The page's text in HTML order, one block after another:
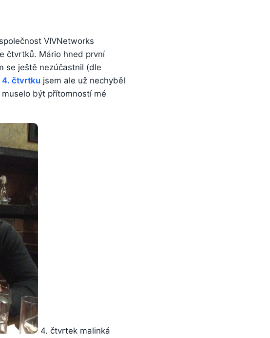
VIVNetworks
čtvrtků. Mário hned první
se ještě nezúčastnil (dle
4. čtvrtku jsem ale už nechyběl
být přítomností mé
4. čtvrtek malinká